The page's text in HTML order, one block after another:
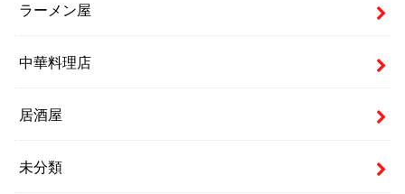
ラーメン屋
中華料理店
居酒屋
未分類